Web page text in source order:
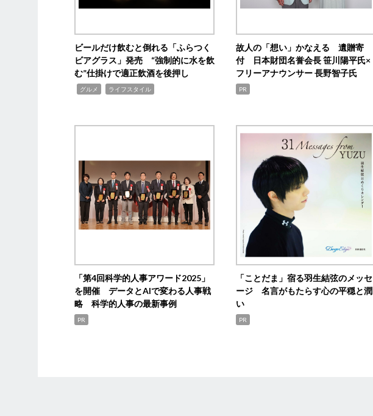
ビールだけ飲むと倒れる「ふらつく
ビアグラス」発売 “強制的に水を飲
む”仕掛けで適正飲酒を後押し
グルメ ライフスタイル
故人の「想い」かなえる 遺贈寄
付 日本財団名誉会長 笹川陽平氏×
フリーアナウンサー 長野智子氏
PR
「第4回科学的人事アワード2025」
を開催 データとAIで変わる人事戦
略 科学的人事の最新事例
PR
「ことだま」宿る羽生結弦のメッセ
ージ 名言がもたらす心の平穏と潤
い
PR